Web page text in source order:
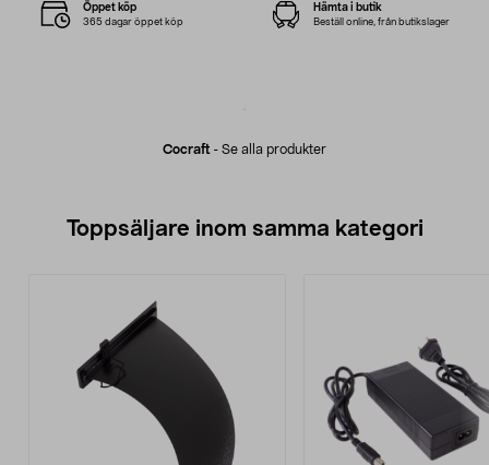
Cocraft - Se alla produkter
Öppet köp
365 dagar öppet köp
Hämta i butik
Beställ online, från butikslager
Toppsäljare inom samma kategori